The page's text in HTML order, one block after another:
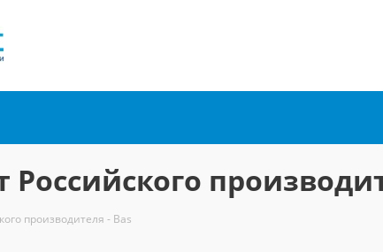
производителя - Bas